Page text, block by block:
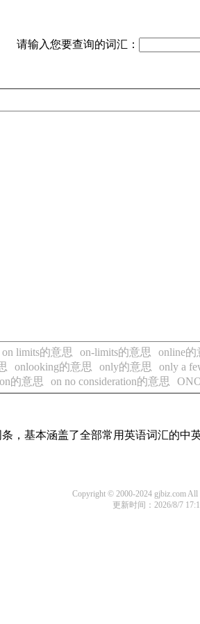
请输入您要查询的词汇：
on limits的意思 on-limits的意思 online的
onlooking的意思 only的意思 only a
的意思 on no consideration的意思
，基本涵盖了全部常用英语词汇的中
Copyright © 2000-2024 gjbiz.com All
更新时间：2026/8/7